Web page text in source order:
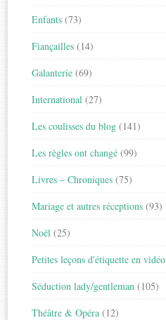
Enfants (73)
Fiançailles (14)
Galanterie (69)
International (27)
Les coulisses du blog (141)
Les règles ont changé (99)
Livres – Chroniques (75)
Mariage et autres réceptions (93)
Noël (25)
Petites leçons d'étiquette en vidéo
Séduction lady/gentleman (105)
Théâtre & Opéra (12)